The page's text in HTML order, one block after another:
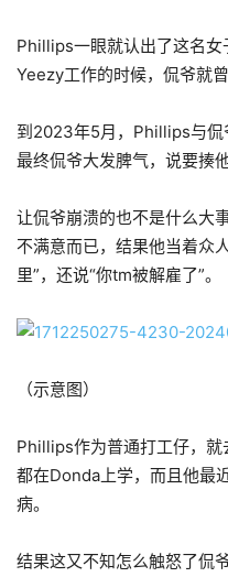
Phillips一眼就认出了这名
Yeezy工作的时候，侃爷就
到2023年5月，Phillips与侃
最终侃爷大发脾气，说要揍他
让侃爷崩溃的也不是什么大
不满意而已，结果他当着众
里”，还说“你tm被解雇了”。
（示意图）
Phillips作为普通打工仔，
都在Donda上学，而且他最
病。
结果这又不知怎么触怒了侃